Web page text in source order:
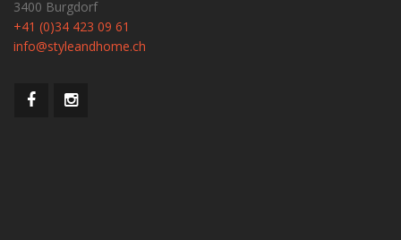
3400 Burgdorf
+41 (0)34 423 09 61
info@styleandhome.ch